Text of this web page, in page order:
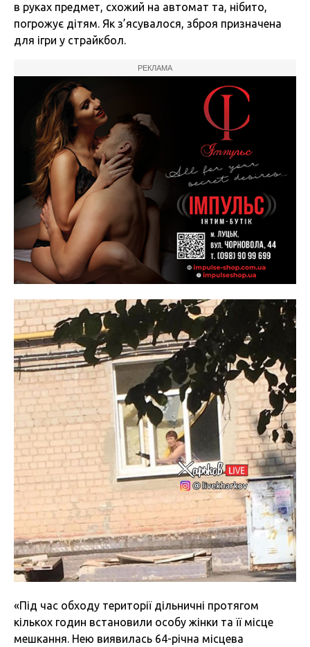
в руках предмет, схожий на автомат та, нібито,
погрожує дітям. Як з’ясувалося, зброя призначена
для ігри у страйкбол.
РЕКЛАМА
«Під час обходу території дільничні протягом
кількох годин встановили особу жінки та її місце
мешкання. Нею виявилась 64-річна місцева